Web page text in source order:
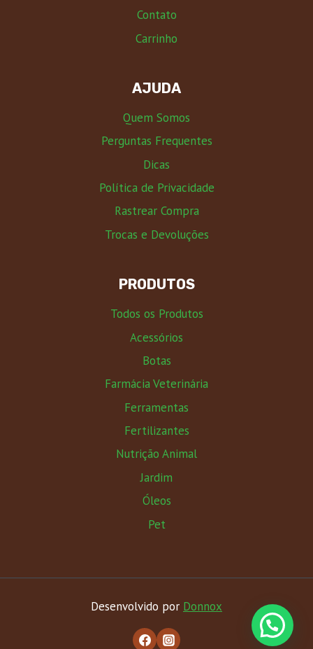
Contato
Carrinho
AJUDA
Quem Somos
Perguntas Frequentes
Dicas
Política de Privacidade
Rastrear Compra
Trocas e Devoluções
PRODUTOS
Todos os Produtos
Acessórios
Botas
Farmácia Veterinária
Ferramentas
Fertilizantes
Nutrição Animal
Jardim
Óleos
Pet
Desenvolvido por Donnox